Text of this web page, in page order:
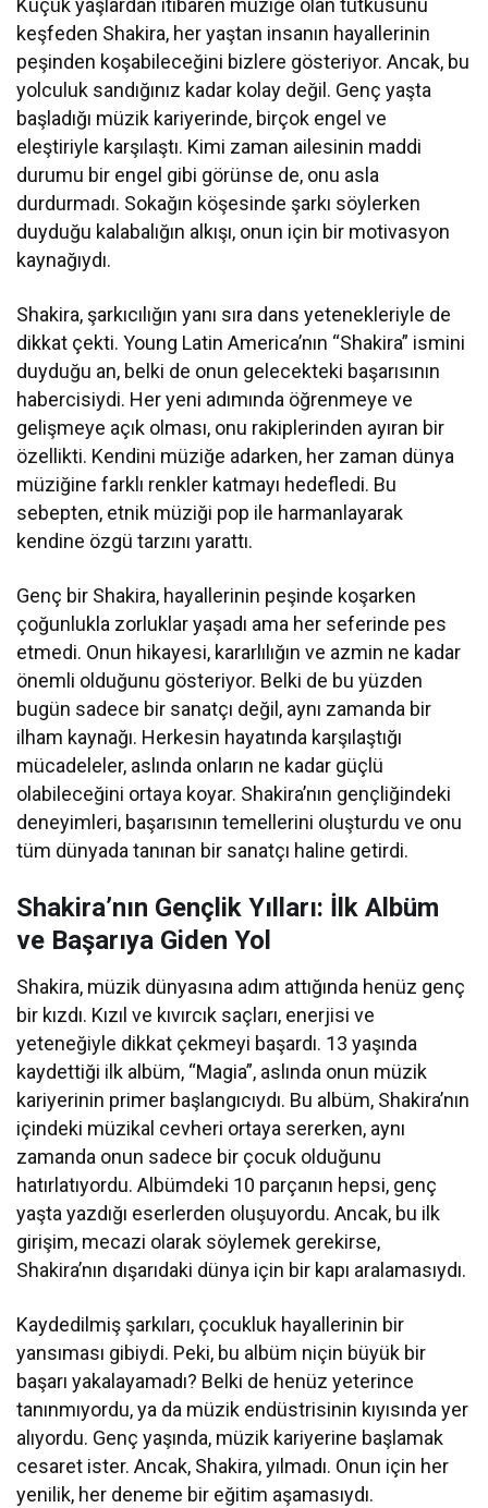
Küçük yaşlardan itibaren müziğe olan tutkusunu
keşfeden Shakira, her yaştan insanın hayallerinin
peşinden koşabileceğini bizlere gösteriyor. Ancak, bu
yolculuk sandığınız kadar kolay değil. Genç yaşta
başladığı müzik kariyerinde, birçok engel ve
eleştiriyle karşılaştı. Kimi zaman ailesinin maddi
durumu bir engel gibi görünse de, onu asla
durdurmadı. Sokağın köşesinde şarkı söylerken
duyduğu kalabalığın alkışı, onun için bir motivasyon
kaynağıydı.
Shakira, şarkıcılığın yanı sıra dans yetenekleriyle de
dikkat çekti. Young Latin America’nın “Shakira” ismini
duyduğu an, belki de onun gelecekteki başarısının
habercisiydi. Her yeni adımında öğrenmeye ve
gelişmeye açık olması, onu rakiplerinden ayıran bir
özellikti. Kendini müziğe adarken, her zaman dünya
müziğine farklı renkler katmayı hedefledi. Bu
sebepten, etnik müziği pop ile harmanlayarak
kendine özgü tarzını yarattı.
Genç bir Shakira, hayallerinin peşinde koşarken
çoğunlukla zorluklar yaşadı ama her seferinde pes
etmedi. Onun hikayesi, kararlılığın ve azmin ne kadar
önemli olduğunu gösteriyor. Belki de bu yüzden
bugün sadece bir sanatçı değil, aynı zamanda bir
ilham kaynağı. Herkesin hayatında karşılaştığı
mücadeleler, aslında onların ne kadar güçlü
olabileceğini ortaya koyar. Shakira’nın gençliğindeki
deneyimleri, başarısının temellerini oluşturdu ve onu
tüm dünyada tanınan bir sanatçı haline getirdi.
Shakira’nın Gençlik Yılları: İlk Albüm
ve Başarıya Giden Yol
Shakira, müzik dünyasına adım attığında henüz genç
bir kızdı. Kızıl ve kıvırcık saçları, enerjisi ve
yeteneğiyle dikkat çekmeyi başardı. 13 yaşında
kaydettiği ilk albüm, “Magia”, aslında onun müzik
kariyerinin primer başlangıcıydı. Bu albüm, Shakira’nın
içindeki müzikal cevheri ortaya sererken, aynı
zamanda onun sadece bir çocuk olduğunu
hatırlatıyordu. Albümdeki 10 parçanın hepsi, genç
yaşta yazdığı eserlerden oluşuyordu. Ancak, bu ilk
girişim, mecazi olarak söylemek gerekirse,
Shakira’nın dışarıdaki dünya için bir kapı aralamasıydı.
Kaydedilmiş şarkıları, çocukluk hayallerinin bir
yansıması gibiydi. Peki, bu albüm niçin büyük bir
başarı yakalayamadı? Belki de henüz yeterince
tanınmıyordu, ya da müzik endüstrisinin kıyısında yer
alıyordu. Genç yaşında, müzik kariyerine başlamak
cesaret ister. Ancak, Shakira, yılmadı. Onun için her
yenilik, her deneme bir eğitim aşamasıydı.